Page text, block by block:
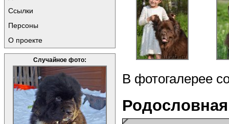
Ссылки
Персоны
О проекте
Случайное фото:
В фотогалерее
Родословная